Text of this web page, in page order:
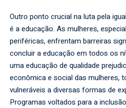
Outro ponto crucial na luta pela
é a educação. As mulheres,
periféricas, enfrentam barreiras
concluir a educação em todos os
uma educação de qualidade
econômica e social das mulheres,
vulneráveis a diversas formas de
Programas voltados para a